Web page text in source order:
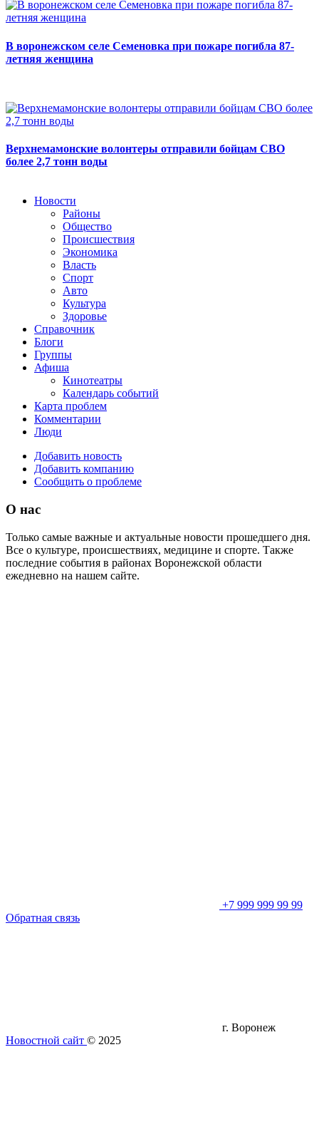
В воронежском селе Семеновка при пожаре погибла 87-
летняя женщина
Верхнемамонские волонтеры отправили бойцам СВО
более 2,7 тонн воды
Новости
Районы
Общество
Происшествия
Экономика
Власть
Спорт
Авто
Культура
Здоровье
Справочник
Блоги
Группы
Афиша
Кинотеатры
Календарь событий
Карта проблем
Комментарии
Люди
Добавить новость
Добавить компанию
Сообщить о проблеме
О нас
Только самые важные и актуальные новости прошедшего дня.
Все о культуре, происшествиях, медицине и спорте. Также
последние события в районах Воронежской области
ежедневно на нашем сайте.
+7 999 999 99 99
Обратная связь
г. Воронеж
Новостной сайт © 2025